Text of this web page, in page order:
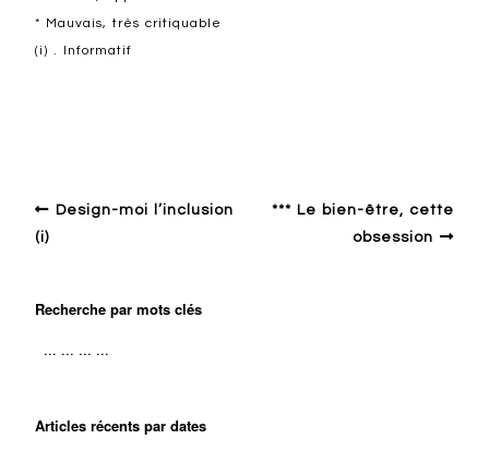
* Mauvais, très critiquable
(i) . Informatif
Design-moi l’inclusion
(i)
*** Le bien-être, cette
obsession
Recherche par mots clés
Articles récents par dates